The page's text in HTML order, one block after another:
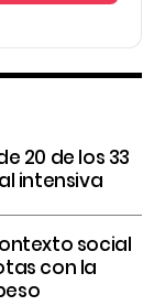
20 de los 33
intensiva
social
con la